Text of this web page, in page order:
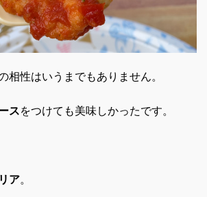
相性はいうまでもありません。
スをつけても美味しかったです。
ア。